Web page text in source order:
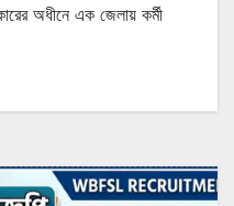
অধীনে এক জেলায় কর্মী